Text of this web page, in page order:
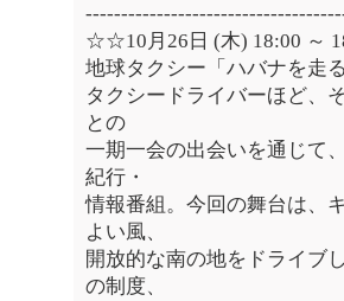
☆☆10月26日 (木) 18:00 ～
地球タクシー「ハバナを走
タクシードライバーほど、
との
一期一会の出会いを通じて
紀行・
情報番組。今回の舞台は、
よい風、
開放的な南の地をドライブ
の制度、